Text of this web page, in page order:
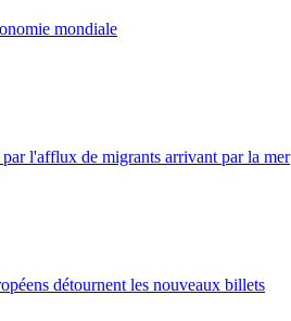
mondiale
par l'afflux de migrants arrivant par la mer
détournent les nouveaux billets